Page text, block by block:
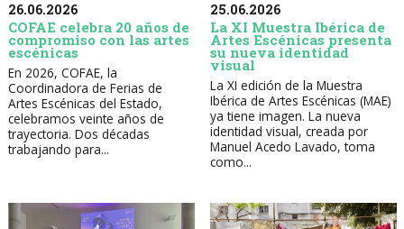
26.06.2026
COFAE celebra 20 años de
compromiso con las artes
escénicas
En 2026, COFAE, la
Coordinadora de Ferias de
Artes Escénicas del Estado,
celebramos veinte años de
trayectoria. Dos décadas
trabajando para...
25.06.2026
La XI Muestra Ibérica de
Artes Escénicas presenta
su nueva identidad
visual
La XI edición de la Muestra
Ibérica de Artes Escénicas (MAE)
ya tiene imagen. La nueva
identidad visual, creada por
Manuel Acedo Lavado, toma
como...